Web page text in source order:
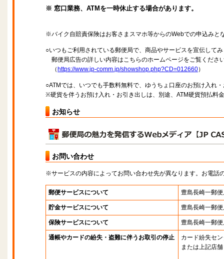
※ 窓口業務、ATMを一時休止する場合があります。
※バイク自賠責保険はお客さまスマホ等からのWebでの申込みと
○いつもご利用されている郵便局で、商品やサービスを宣伝して
郵便局広告の詳しい内容はこちらのホームページをご覧くださ
（ https://www.jp-comm.jp/showshop.php?CD=012660）
○ATMでは、いつでも手数料無料で、ゆうちょ口座のお預け入れ
※硬貨を伴うお預け入れ・お引き出しは、別途、ATM硬貨預払料
お知らせ
お問い合わせ
※サービスの内容によってお問い合わせ先が異なります。お電話
郵便サービスについて 豊島長崎一郵
貯金サービスについて 豊島長崎一郵
保険サービスについて 豊島長崎一郵
通帳やカードの紛失・盗難に伴うお取引の停止
カード紛失セ
または上記店舗